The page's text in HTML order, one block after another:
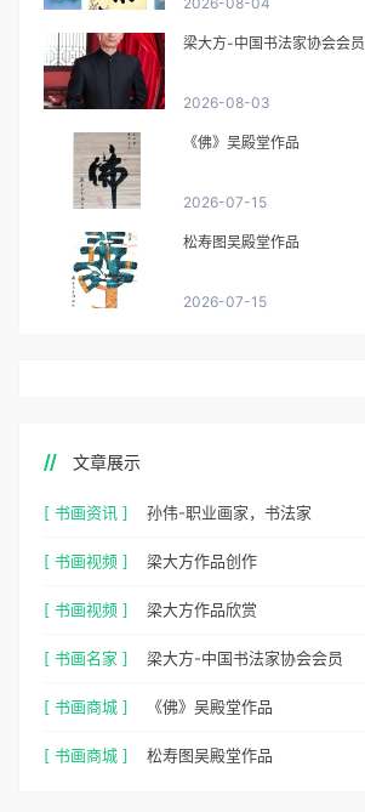
梁大方-中国书法家协会会员
2026-08-03
《佛》吴殿堂作品
2026-07-15
松寿图吴殿堂作品
2026-07-15
文章展示
[ 书画资讯 ] 孙伟-职业画家，书法家
[ 书画视频 ] 梁大方作品创作
[ 书画视频 ] 梁大方作品欣赏
[ 书画名家 ] 梁大方-中国书法家协会会员
[ 书画商城 ] 《佛》吴殿堂作品
[ 书画商城 ] 松寿图吴殿堂作品